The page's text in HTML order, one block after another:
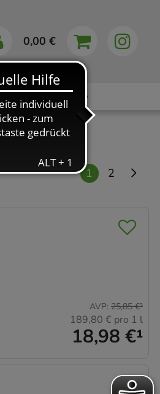
0,00 €
Ratgeber App
1
2
18,98 €¹
AVP: 25,85 €²
189,80 € pro 1 l